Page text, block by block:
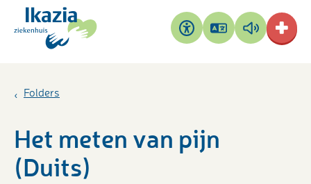
Toegankelijkheid
Pagina
vertalen
Pagina
voorlezen
Folders
Het meten van pijn
(Duits)